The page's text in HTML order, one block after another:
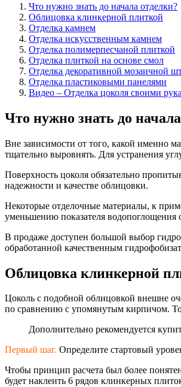
Что нужно знать до начала отделки?
Облицовка клинкерной плиткой
Отделка камнем
Отделка искусственным камнем
Отделка полимерпесчаной плиткой
Отделка плиткой на основе смол
Отделка декоративной мозаичной
Отделка пластиковыми панелями
Видео – Отделка цоколя своими
Что нужно знать до
Вне зависимости от того, какой именно
тщательно выровнять. Для устранения
Поверхность цоколя обязательно
надежности и качестве облицовки.
Некоторые отделочные материалы, к
уменьшению показателя водопоглощения
В продаже доступен большой выбор
обработанной качественным
Облицовка клинкерной
Цоколь с подобной облицовкой внешне
по сравнению с упомянутым кирпичом.
Дополнительно рекомендуется
Первый шаг. Определите стартовый
Чтобы принцип расчета был более
будет наклеить 6 рядов клинкерных